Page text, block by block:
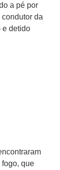
a pé por
da
e detido
fogo, que